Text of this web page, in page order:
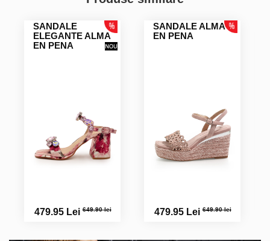
SANDALE
ELEGANTE ALMA
EN PENA
479.95 Lei649.90 lei
SANDALE ALMA
EN PENA
479.95 Lei649.90 lei